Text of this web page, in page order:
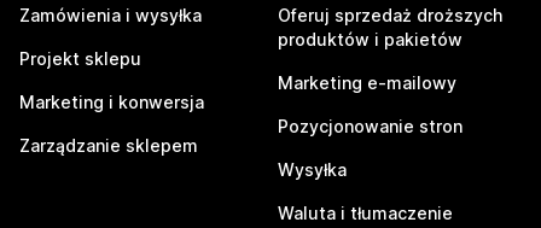
Zamówienia i wysyłka
Projekt sklepu
Marketing i konwersja
Zarządzanie sklepem
Oferuj sprzedaż droższych
produktów i pakietów
Marketing e-mailowy
Pozycjonowanie stron
Wysyłka
Waluta i tłumaczenie